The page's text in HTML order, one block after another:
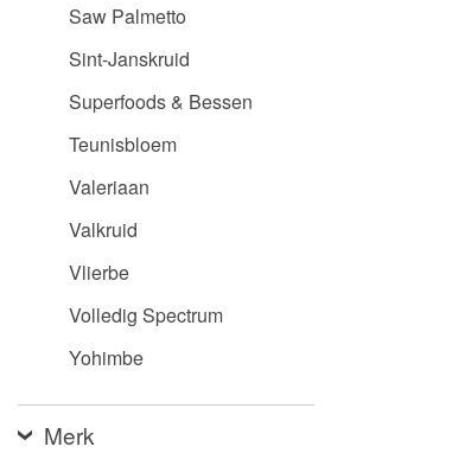
Saw Palmetto
Sint-Janskruid
Superfoods & Bessen
Teunisbloem
Valeriaan
Valkruid
Vlierbe
Volledig Spectrum
Yohimbe
Merk